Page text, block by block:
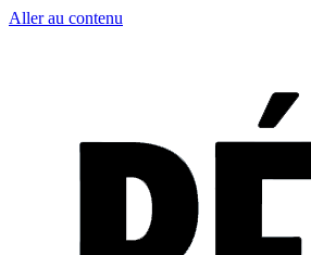
Aller au contenu